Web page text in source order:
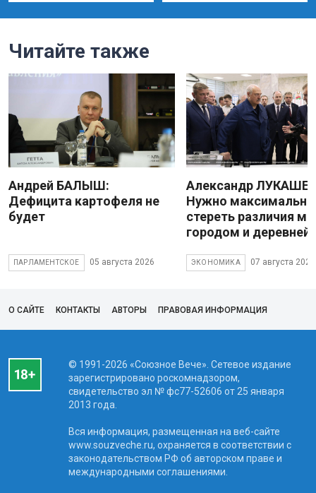
Читайте также
Андрей БАЛЫШ:
Дефицита картофеля не
будет
ПАРЛАМЕНТСКОЕ 05 августа 2026
Александр
Нужно максимально
стереть различия
городом и деревней
ЭКОНОМИКА 07 августа 2026
О САЙТЕ КОНТАКТЫ АВТОРЫ ПРАВОВАЯ ИНФОРМАЦИЯ
© 1991-2026 «Союзное Вече». Сетевое издание
зарегистрировано роскомнадзором,
свидетельство эл № фc77-52606 от 25 января
2013 года.
Вся информация, размещенная на веб-сайте
www.souzveche.ru, охраняется в соответствии с
законодательством РФ об авторском праве и
международными соглашениями.